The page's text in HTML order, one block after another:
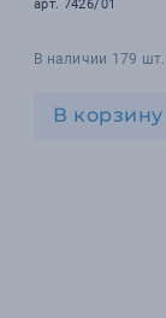
арт. 7426/01
В наличии 179 шт.
В корзину